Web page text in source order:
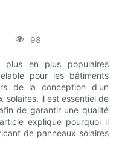
98
en plus populaires
pour les bâtiments
de la conception d'un
solaires, il est essentiel de
de garantir une qualité
explique pourquoi il
de panneaux solaires